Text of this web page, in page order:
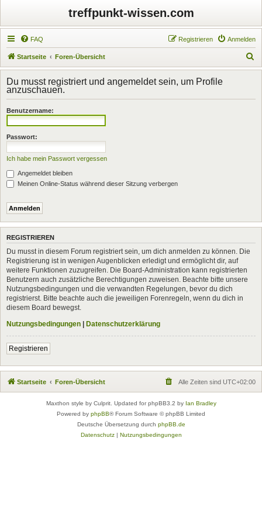
treffpunkt-wissen.com
FAQ Anmelden
Registrieren
Startseite Foren-Übersicht
u
h
Du musst registriert und angemeldet sein, um Profile
anzuschauen.
Benutzername:
Passwort:
Ich habe mein Passwort vergessen
Angemeldet bleiben
Meinen Online-Status während dieser Sitzung verbergen
REGISTRIEREN
Du musst in diesem Forum registriert sein, um dich anmelden zu können. Die
Registrierung ist in wenigen Augenblicken erledigt und ermöglicht dir, auf
weitere Funktionen zuzugreifen. Die Board-Administration kann registrierten
Benutzern auch zusätzliche Berechtigungen zuweisen. Beachte bitte unsere
Nutzungsbedingungen und die verwandten Regelungen, bevor du dich
registrierst. Bitte beachte auch die jeweiligen Forenregeln, wenn du dich in
diesem Board bewegst.
Nutzungsbedingungen | Datenschutzerklärung
Registrieren
Startseite Foren-Übersicht Alle Zeiten sind UTC+02:00
Maxthon style by Culprit. Updated for phpBB3.2 by Ian Bradley
Powered by phpBB® Forum Software © phpBB Limited
Deutsche Übersetzung durch phpBB.de
Datenschutz| Nutzungsbedingungen